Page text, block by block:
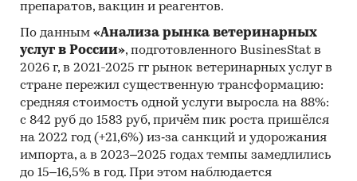
препаратов, вакцин и реагентов.
По данным «Анализа рынка ветеринарных
услуг в России», подготовленного BusinesStat в
2026 г, в 2021-2025 гг рынок ветеринарных услуг в
стране пережил существенную трансформацию:
средняя стоимость одной услуги выросла на 88%:
с 842 руб до 1583 руб, причём пик роста пришёлся
на 2022 год (+21,6%) из‑за санкций и удорожания
импорта, а в 2023–2025 годах темпы замедлились
до 15–16,5% в год. При этом наблюдается